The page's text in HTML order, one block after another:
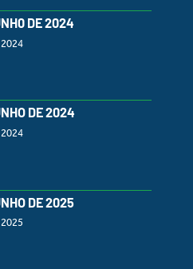
DE 2024
2024
DE 2024
2024
DE 2025